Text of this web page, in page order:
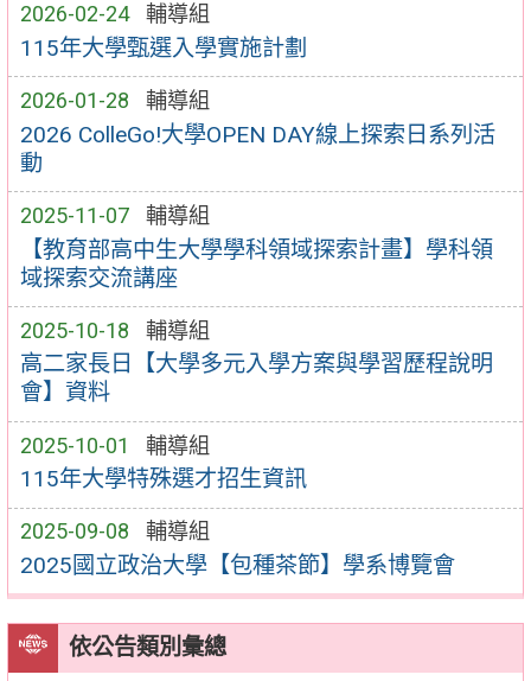
2026-02-24 輔導組
115年大學甄選入學實施計劃
2026-01-28 輔導組
2026 ColleGo!大學OPEN DAY線上探索日系列活
動
2025-11-07 輔導組
【教育部高中生大學學科領域探索計畫】學科領
域探索交流講座
2025-10-18 輔導組
高二家長日【大學多元入學方案與學習歷程說明
會】資料
2025-10-01 輔導組
115年大學特殊選才招生資訊
2025-09-08 輔導組
2025國立政治大學【包種茶節】學系博覽會
依公告類別彙總